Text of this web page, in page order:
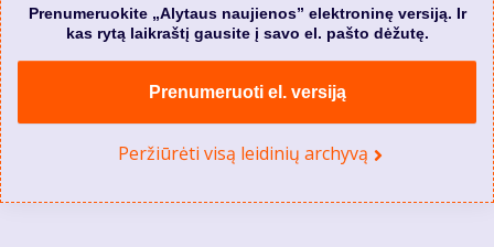
Prenumeruokite „Alytaus naujienos” elektroninę versiją. Ir
kas rytą laikraštį gausite į savo el. pašto dėžutę.
Prenumeruoti el. versiją
Peržiūrėti visą leidinių archyvą